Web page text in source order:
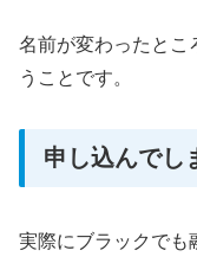
名前が変わったとこ
うことです。
申し込んでし
実際にブラックでも